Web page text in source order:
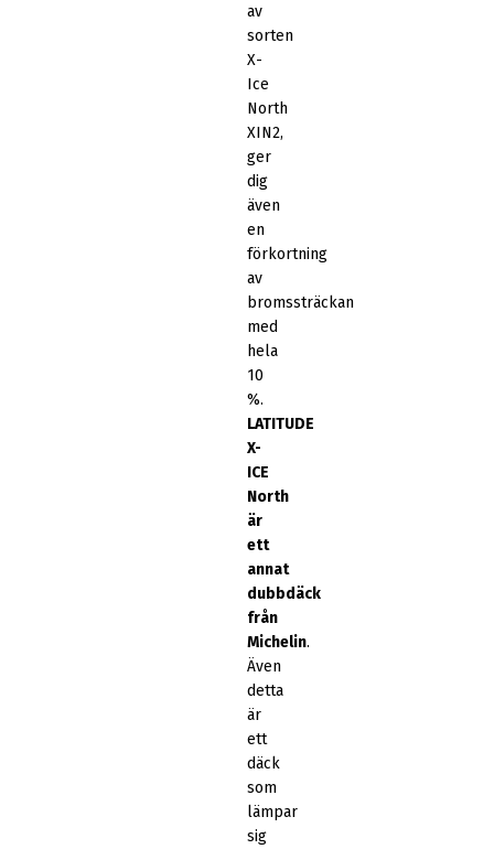
av
sorten
X-
Ice
North
XIN2,
ger
dig
även
en
förkortning
av
bromssträckan
med
hela
10
%.
LATITUDE
X-
ICE
North
är
ett
annat
dubbdäck
från
Michelin.
Även
detta
är
ett
däck
som
lämpar
sig